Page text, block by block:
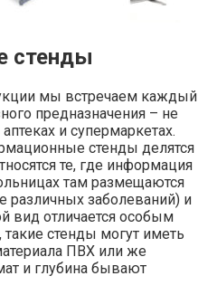
стенды
мы встречаем каждый
предназначения – не
и супермаркетах.
стенды делятся
те, где информация
там размещаются
различных заболеваний) и
вид отличается особым
стенды могут иметь
ПВХ или же
и глубина бывают